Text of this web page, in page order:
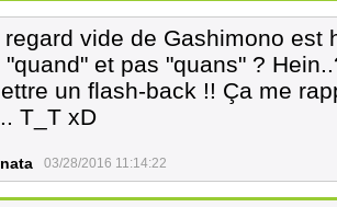
regard vide de Gashimono est
et pas "quans" ?
un flash-back !! Ça me
T_T xD
03/28/2016 11:14:22